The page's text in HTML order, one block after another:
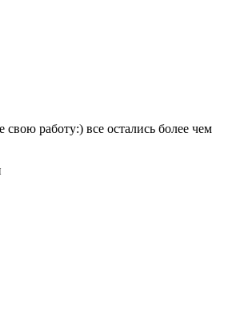
работу:) все остались более чем